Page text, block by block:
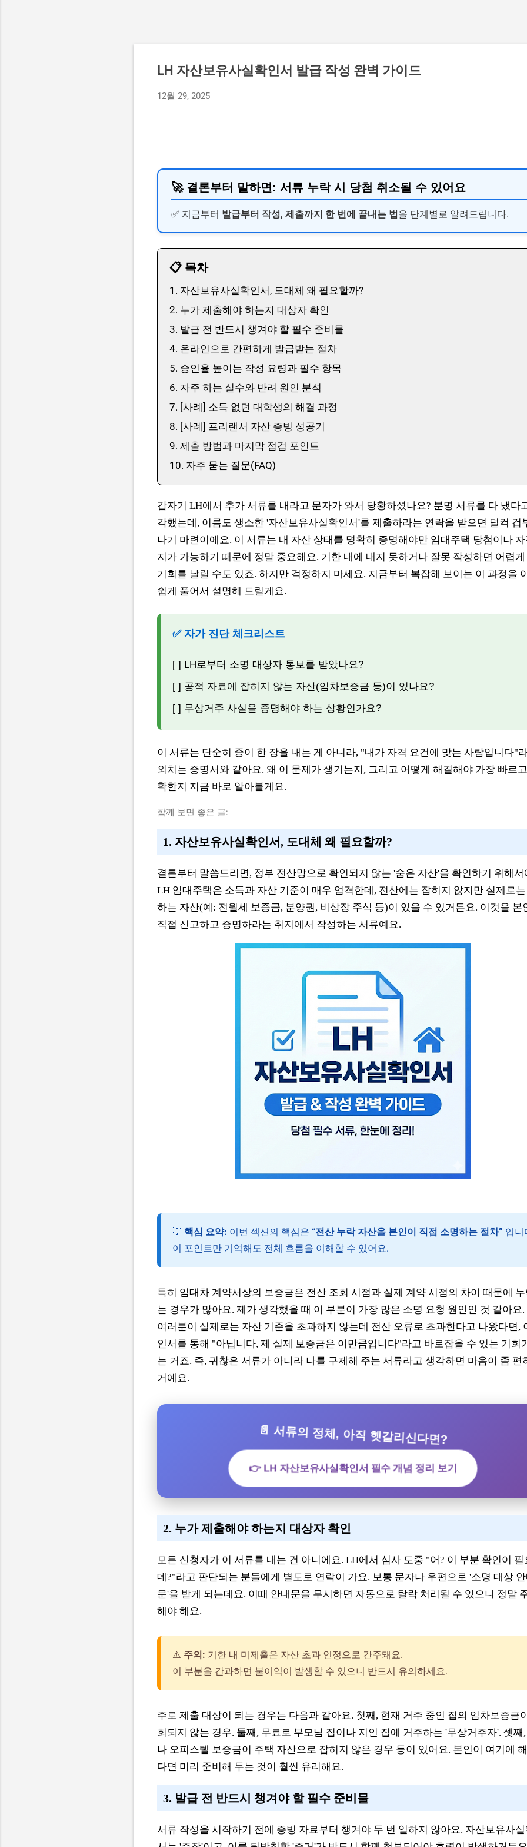
LH 자산보유사실확인서 발급 작성 완벽 가이드
12월 29, 2025
🚀 결론부터 말하면: 서류 누락 시 당첨 취소될 수 있어요
✅ 지금부터 발급부터 작성, 제출까지 한 번에 끝내는 법 을 단계별로 알려드립니다.
📋 목차
1. 자산보유사실확인서, 도대체 왜 필요할까?
2. 누가 제출해야 하는지 대상자 확인
3. 발급 전 반드시 챙겨야 할 필수 준비물
4. 온라인으로 간편하게 발급받는 절차
5. 승인율 높이는 작성 요령과 필수 항목
6. 자주 하는 실수와 반려 원인 분석
7. [사례] 소득 없던 대학생의 해결 과정
8. [사례] 프리랜서 자산 증빙 성공기
9. 제출 방법과 마지막 점검 포인트
10. 자주 묻는 질문(FAQ)
갑자기 LH에서 추가 서류를 내라고 문자가 와서 당황하셨나요? 분명 서류를 다 냈다
각했는데, 이름도 생소한 '자산보유사실확인서'를 제출하라는 연락을 받으면 덜컥 겁
나기 마련이에요. 이 서류는 내 자산 상태를 명확히 증명해야만 임대주택 당첨이나 자
지가 가능하기 때문에 정말 중요해요. 기한 내에 내지 못하거나 잘못 작성하면 어렵게
기회를 날릴 수도 있죠. 하지만 걱정하지 마세요. 지금부터 복잡해 보이는 이 과정을
쉽게 풀어서 설명해 드릴게요.
✅ 자가 진단 체크리스트
[ ] LH로부터 소명 대상자 통보를 받았나요?
[ ] 공적 자료에 잡히지 않는 자산(임차보증금 등)이 있나요?
[ ] 무상거주 사실을 증명해야 하는 상황인가요?
이 서류는 단순히 종이 한 장을 내는 게 아니라, "내가 자격 요건에 맞는 사람입니다"
외치는 증명서와 같아요. 왜 이 문제가 생기는지, 그리고 어떻게 해결해야 가장 빠르
확한지 지금 바로 알아볼게요.
함께 보면 좋은 글:
1. 자산보유사실확인서, 도대체 왜 필요할까?
결론부터 말씀드리면, 정부 전산망으로 확인되지 않는 '숨은 자산'을 확인하기 위해서
LH 임대주택은 소득과 자산 기준이 매우 엄격한데, 전산에는 잡히지 않지만 실제로는
하는 자산(예: 전월세 보증금, 분양권, 비상장 주식 등)이 있을 수 있거든요. 이것을 본
직접 신고하고 증명하라는 취지에서 작성하는 서류예요.
💡 핵심 요약: 이번 섹션의 핵심은 “전산 누락 자산을 본인이 직접 소명하는 절차” 입니
이 포인트만 기억해도 전체 흐름을 이해할 수 있어요.
특히 임대차 계약서상의 보증금은 전산 조회 시점과 실제 계약 시점의 차이 때문에 누
는 경우가 많아요. 제가 생각했을 때 이 부분이 가장 많은 소명 요청 원인인 것 같아요.
여러분이 실제로는 자산 기준을 초과하지 않는데 전산 오류로 초과한다고 나왔다면,
인서를 통해 "아닙니다, 제 실제 보증금은 이만큼입니다"라고 바로잡을 수 있는 기회
는 거죠. 즉, 귀찮은 서류가 아니라 나를 구제해 주는 서류라고 생각하면 마음이 좀 편
거예요.
📄 서류의 정체, 아직 헷갈리신다면?
👉 LH 자산보유사실확인서 필수 개념 정리 보기
2. 누가 제출해야 하는지 대상자 확인
모든 신청자가 이 서류를 내는 건 아니에요. LH에서 심사 도중 "어? 이 부분 확인이 필
데?"라고 판단되는 분들에게 별도로 연락이 가요. 보통 문자나 우편으로 '소명 대상 안
문'을 받게 되는데요. 이때 안내문을 무시하면 자동으로 탈락 처리될 수 있으니 정말
해야 해요.
⚠️ 주의: 기한 내 미제출은 자산 초과 인정으로 간주돼요.
이 부분을 간과하면 불이익이 발생할 수 있으니 반드시 유의하세요.
주로 제출 대상이 되는 경우는 다음과 같아요. 첫째, 현재 거주 중인 집의 임차보증금
회되지 않는 경우. 둘째, 무료로 부모님 집이나 지인 집에 거주하는 '무상거주자'. 셋째
나 오피스텔 보증금이 주택 자산으로 잡히지 않은 경우 등이 있어요. 본인이 여기에
다면 미리 준비해 두는 것이 훨씬 유리해요.
3. 발급 전 반드시 챙겨야 할 필수 준비물
서류 작성을 시작하기 전에 증빙 자료부터 챙겨야 두 번 일하지 않아요. 자산보유사실